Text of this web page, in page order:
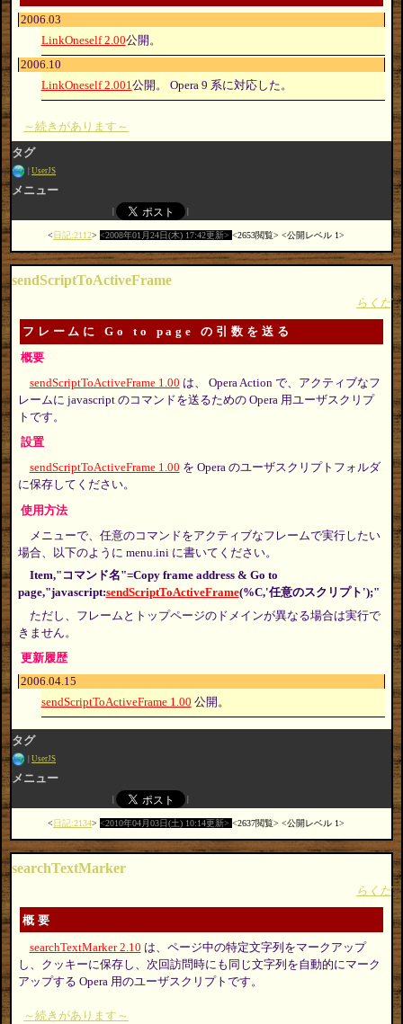
2006.03
LinkOneself 2.00公開。
2006.10
LinkOneself 2.001公開。 Opera 9 系に対応した。
～続きがあります～
タグ
UserJS
メニュー
日記:2112 2008年01月24日(木) 17:42更新 2653閲覧 公開レベル 1
sendScriptToActiveFrame
らくだ
フレームに Go to page の引数を送る
概要
sendScriptToActiveFrame 1.00 は、 Opera Action で、アクティブなフ
レームに javascript のコマンドを送るための Opera 用ユーザスクリプ
トです。
設置
sendScriptToActiveFrame 1.00 を Opera のユーザスクリプトフォルダ
に保存してください。
使用方法
メニューで、任意のコマンドをアクティブなフレームで実行したい
場合、以下のように menu.ini に書いてください。
Item,"コマンド名"=Copy frame address & Go to
page,"javascript:sendScriptToActiveFrame(%C,'任意のスクリプト');"
ただし、フレームとトップページのドメインが異なる場合は実行で
きません。
更新履歴
2006.04.15
sendScriptToActiveFrame 1.00 公開。
タグ
UserJS
メニュー
日記:2134 2010年04月03日(土) 10:14更新 2637閲覧 公開レベル 1
searchTextMarker
らくだ
概要
searchTextMarker 2.10 は、ページ中の特定文字列をマークアップ
し、クッキーに保存し、次回訪問時にも同じ文字列を自動的にマーク
アップする Opera 用のユーザスクリプトです。
～続きがあります～